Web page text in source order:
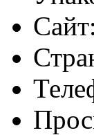
Сайт: